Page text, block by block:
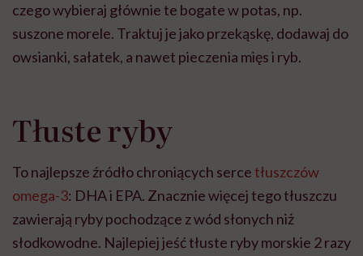
czego wybieraj głównie te bogate w potas, np.
suszone morele. Traktuj je jako przekąskę, dodawaj do
owsianki, sałatek, a nawet pieczenia mięs i ryb.
Tłuste ryby
To najlepsze źródło chroniących sercetłuszczów
omega-3: DHA i EPA. Znacznie więcej tego tłuszczu
zawierają ryby pochodzące z wód słonych niż
słodkowodne. Najlepiej jeść tłuste ryby morskie 2 razy